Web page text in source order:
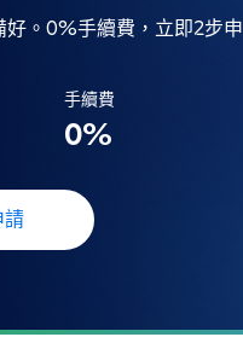
。0%手續費，立即2步申
手續費
0%
請